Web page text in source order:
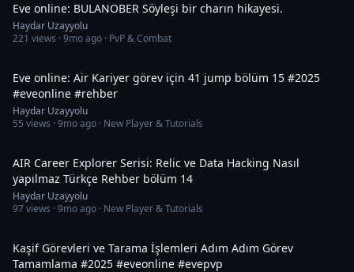
Eve online: BULANOBER Söyleşi bir charın hikayesi.
Haydar Uzayyolu
221 views ·9mo ago · PvP & Combat
Eve online: Air Kariyer görev için 41 jump bölüm 15 #2025
#eveonline #rehber
Haydar Uzayyolu
55 views ·9mo ago · New Player & Tutorials
AIR Career Explorer Serisi: Relic ve Data Hacking Nasıl
yapılmaz Türkçe Rehber bölüm 14
Haydar Uzayyolu
97views ·9mo ago · New Player & Tutorials
Kaşif Görevleri ve Tarama İşlemleri Adım Adım Görev
Tamamlama #2025 #eveonline #evepvp